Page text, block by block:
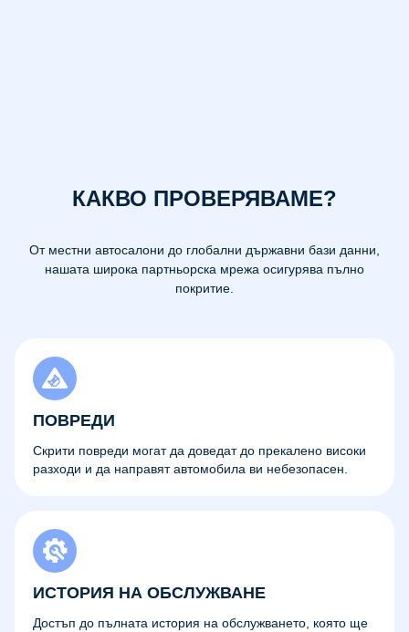
КАКВО ПРОВЕРЯВАМЕ?
От местни автосалони до глобални държавни бази данни,
нашата широка партньорска мрежа осигурява пълно
покритие.
ПОВРЕДИ
Скрити повреди могат да доведат до прекалено високи
разходи и да направят автомобила ви небезопасен.
ИСТОРИЯ НА ОБСЛУЖВАНЕ
Достъп до пълната история на обслужването, която ще